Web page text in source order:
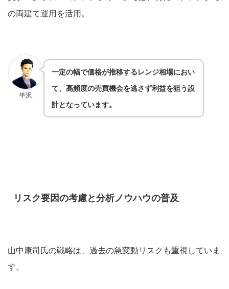
の両建て運用を活用。
半沢
一定の幅で価格が推移するレンジ相場におい
て、高頻度の売買機会を逃さず利益を狙う設
計となっています。
リスク要因の考慮と分析ノウハウの普及
山中康司氏の戦略は、過去の急変動リスクも重視していま
す。